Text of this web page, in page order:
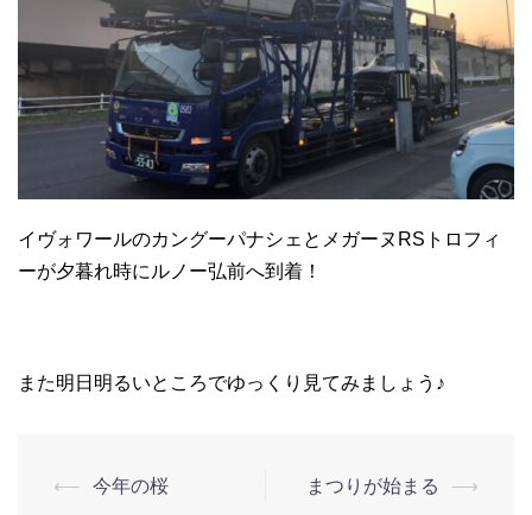
イヴォワールのカングーパナシェとメガーヌRSトロフィ
ーが夕暮れ時にルノー弘前へ到着！
また明日明るいところでゆっくり見てみましょう♪
⟵ 今年の桜 まつりが始まる ⟶